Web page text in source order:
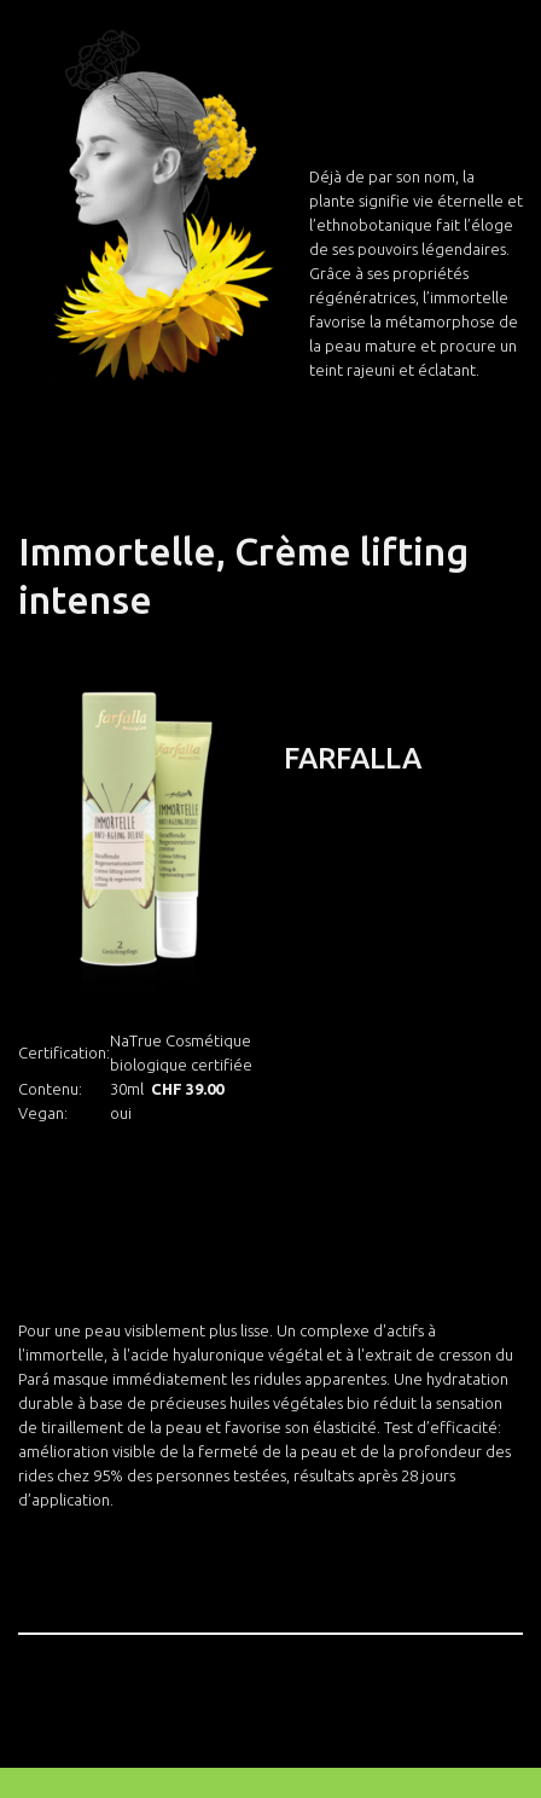
Déjà de par son nom, la
plante signifie vie éternelle et
l’ethnobotanique fait l’éloge
de ses pouvoirs légendaires.
Grâce à ses propriétés
régénératrices, l’immortelle
favorise la métamorphose de
la peau mature et procure un
teint rajeuni et éclatant.
Immortelle, Crème lifting
intense
FARFALLA
Certification:
NaTrue Cosmétique
biologique certifiée
Contenu:
30ml CHF 39.00
Vegan:
oui
Pour une peau visiblement plus lisse. Un complexe d'actifs à
l'immortelle, à l'acide hyaluronique végétal et à l'extrait de cresson du
Pará masque immédiatement les ridules apparentes. Une hydratation
durable à base de précieuses huiles végétales bio réduit la sensation
de tiraillement de la peau et favorise son élasticité. Test d’efficacité:
amélioration visible de la fermeté de la peau et de la profondeur des
rides chez 95% des personnes testées, résultats après 28 jours
d’application.